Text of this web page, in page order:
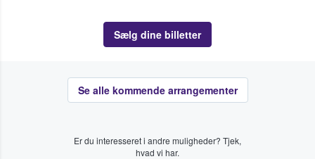
Sælg dine billetter
Se alle kommende arrangementer
Er du interesseret i andre muligheder? Tjek,
hvad vi har.